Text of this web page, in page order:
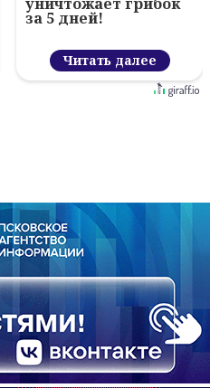
уничтожает грибок
за 5 дней!
Читать далее